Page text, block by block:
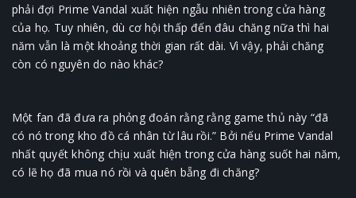
phải đợi Prime Vandal xuất hiện ngẫu nhiên trong cửa hàng
của họ. Tuy nhiên, dù cơ hội thấp đến đâu chăng nữa thì hai
năm vẫn là một khoảng thời gian rất dài. Vì vậy, phải chăng
còn có nguyên do nào khác?
Một fan đã đưa ra phỏng đoán rằng rằng game thủ này “đã
có nó trong kho đồ cá nhân từ lâu rồi.” Bởi nếu Prime Vandal
nhất quyết không chịu xuất hiện trong cửa hàng suốt hai năm,
có lẽ họ đã mua nó rồi và quên bẵng đi chăng?